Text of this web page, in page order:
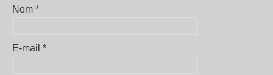
Nom *
E-mail *